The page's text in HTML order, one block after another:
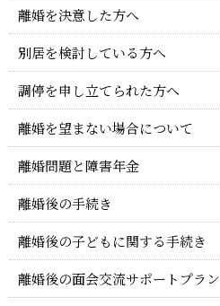
離婚を決意した方へ
別居を検討している方へ
調停を申し立てられた方へ
離婚を望まない場合について
離婚問題と障害年金
離婚後の手続き
離婚後の子どもに関する手続き
離婚後の面会交流サポートプラン